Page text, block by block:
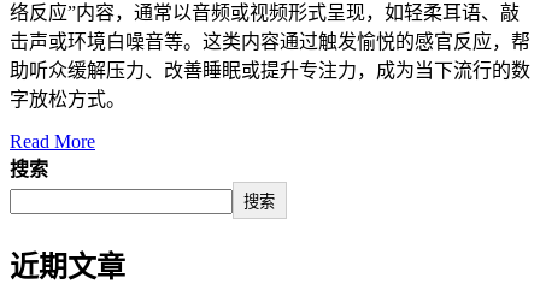
络反应”内容，通常以音频或视频形式呈现，如轻柔耳语、敲
击声或环境白噪音等。这类内容通过触发愉悦的感官反应，帮
助听众缓解压力、改善睡眠或提升专注力，成为当下流行的数
字放松方式。
Read More
搜索
搜索
近期文章